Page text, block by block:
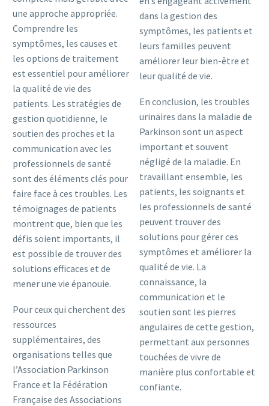
une approche appropriée.
Comprendre les
symptômes, les causes et
les options de traitement
est essentiel pour améliorer
la qualité de vie des
patients. Les stratégies de
gestion quotidienne, le
soutien des proches et la
communication avec les
professionnels de santé
sont des éléments clés pour
faire face à ces troubles. Les
témoignages de patients
montrent que, bien que les
défis soient importants, il
est possible de trouver des
solutions efficaces et de
mener une vie épanouie.
Pour ceux qui cherchent des
ressources
supplémentaires, des
organisations telles que
l’Association Parkinson
France et la Fédération
Française des Associations
dans la gestion des
symptômes, les patients et
leurs familles peuvent
améliorer leur bien-être et
leur qualité de vie.
En conclusion, les troubles
urinaires dans la maladie de
Parkinson sont un aspect
important et souvent
négligé de la maladie. En
travaillant ensemble, les
patients, les soignants et
les professionnels de santé
peuvent trouver des
solutions pour gérer ces
symptômes et améliorer la
qualité de vie. La
connaissance, la
communication et le
soutien sont les pierres
angulaires de cette gestion,
permettant aux personnes
touchées de vivre de
manière plus confortable et
confiante.